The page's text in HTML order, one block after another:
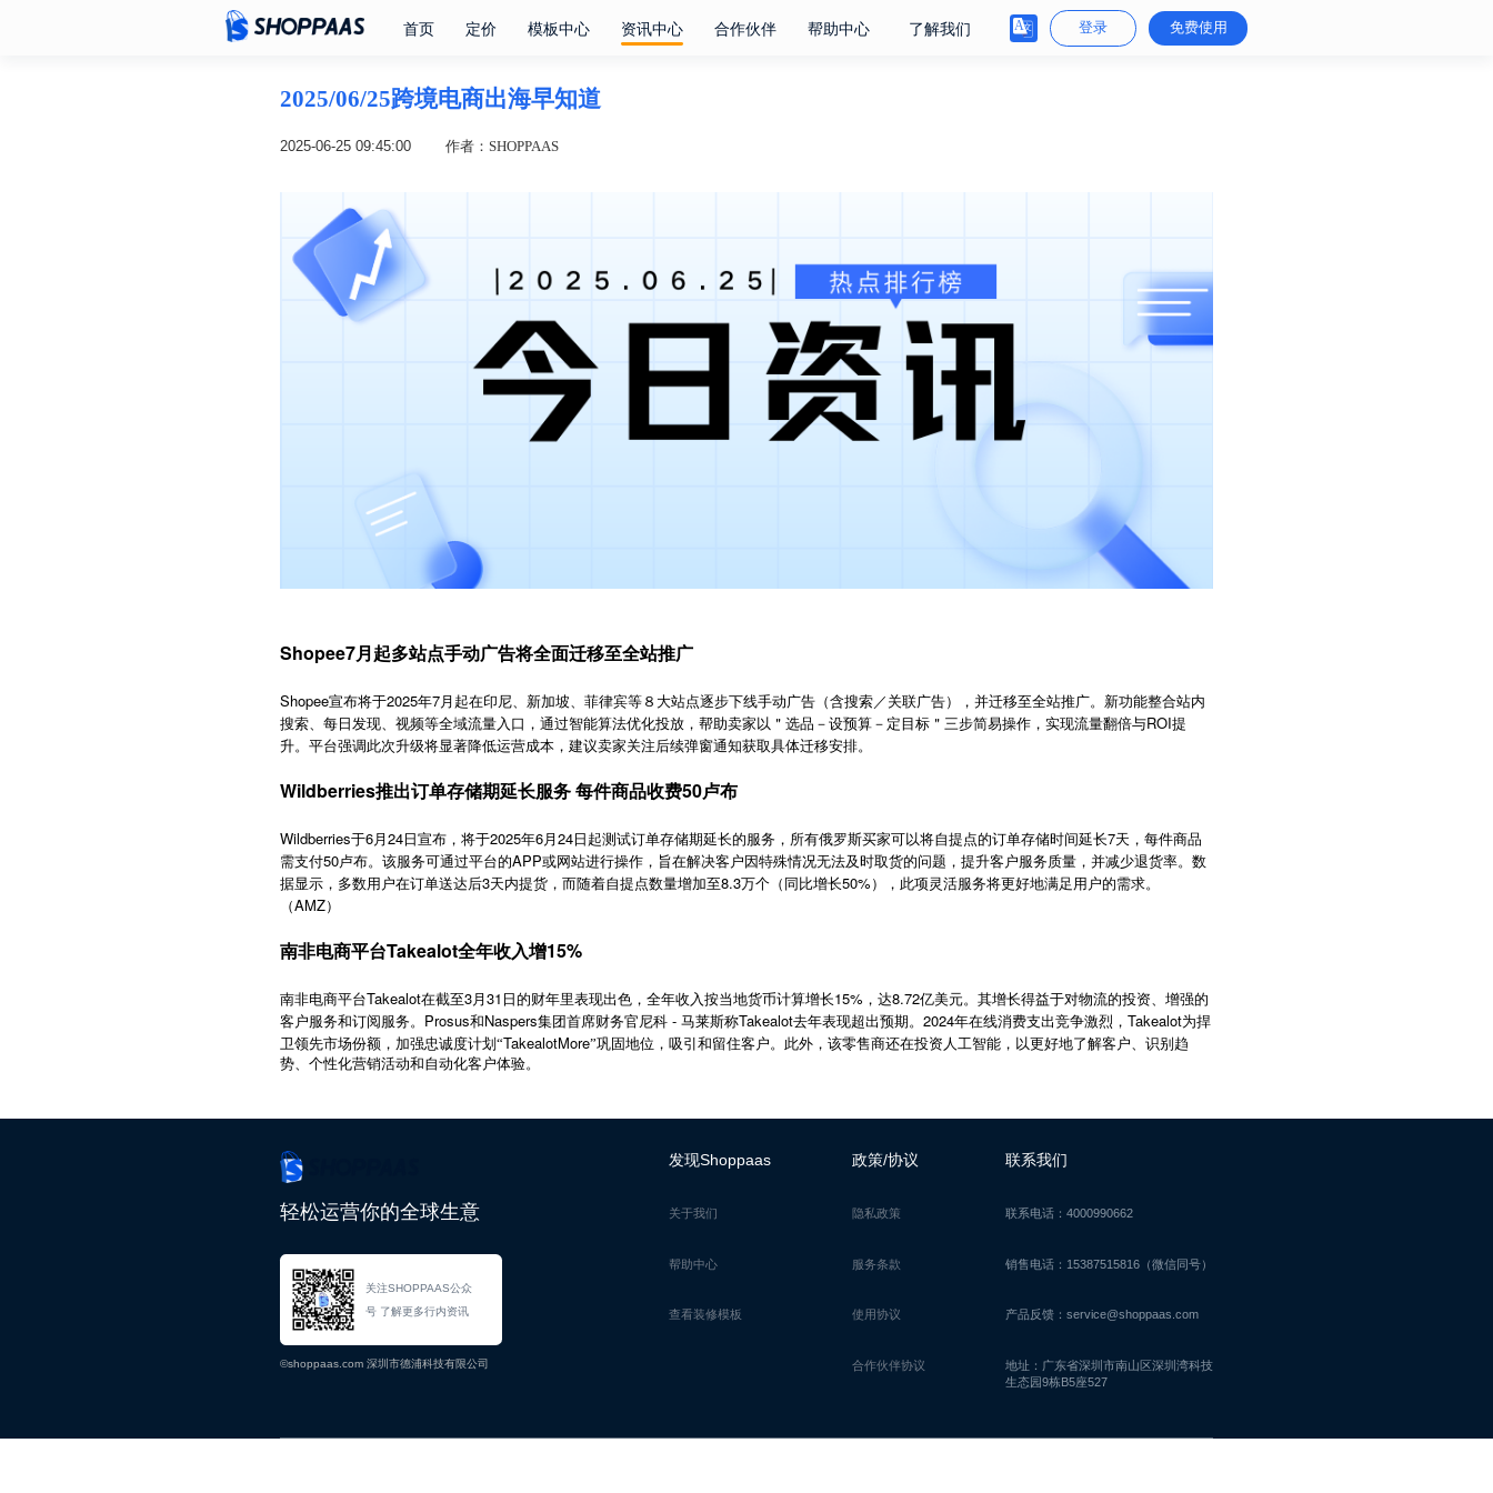
首页 定价 模板中心 资讯中心 合作伙伴 帮助中心 了解我们 登录 免费使用
2025/06/25跨境电商出海早知道
2025-06-25 09:45:00 作者：SHOPPAAS
Shopee7月起多站点手动广告将全面迁移至全站推广
Shopee宣布将于2025年7月起在印尼、新加坡、菲律宾等８大站点逐步下线手动广告（含搜索／关联广告），并迁移至全站推广。新功能整合站内
搜索、每日发现、视频等全域流量入口，通过智能算法优化投放，帮助卖家以＂选品－设预算－定目标＂三步简易操作，实现流量翻倍与ROI提
升。平台强调此次升级将显著降低运营成本，建议卖家关注后续弹窗通知获取具体迁移安排。
Wildberries推出订单存储期延长服务 每件商品收费50卢布
Wildberries于6月24日宣布，将于2025年6月24日起测试订单存储期延长的服务，所有俄罗斯买家可以将自提点的订单存储时间延长7天，每件商品
需支付50卢布。该服务可通过平台的APP或网站进行操作，旨在解决客户因特殊情况无法及时取货的问题，提升客户服务质量，并减少退货率。数
据显示，多数用户在订单送达后3天内提货，而随着自提点数量增加至8.3万个（同比增长50%），此项灵活服务将更好地满足用户的需求。
（AMZ）
南非电商平台Takealot全年收入增15%
南非电商平台Takealot在截至3月 31 日的财年里表现出色，全年收入按当地货币计算增长15% ，达8.72亿美元。其增长得益于对物流的投资、增强的
客户服务和订阅服务。 Prosus和Naspers集团首席财务官尼科 - 马莱斯称Takealot去年表现超出预期。 2024年在线消费支出竞争激烈， Takealot为捍
卫领先市场份额，加强忠诚度计划“TakealotMore”巩固地位，吸引和留住客户。此外，该零售商还在投资人工智能，以更好地了解客户、识别趋
势、个性化营销活动和自动化客户体验。
轻松运营你的全球生意
关注SHOPPAAS公众
号 了解更多行内资讯
©shoppaas.com 深圳市德浦科技有限公司
发现Shoppaas
关于我们
帮助中心
查看装修模板
政策/协议
隐私政策
服务条款
使用协议
合作伙伴协议
联系我们
联系电话：4000990662
销售电话：15387515816（微信同号）
产品反馈：service@shoppaas.com
地址：广东省深圳市南山区深圳湾科技
生态园9栋B5座527